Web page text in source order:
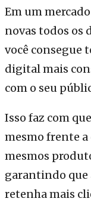
Em um
novas todos os
você consegue
digital mais
com o seu
Isso faz com
mesmo frente a
mesmos
garantindo que
retenha mais